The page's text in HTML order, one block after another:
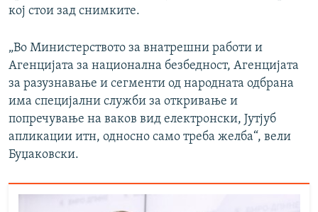
кој стои зад снимките.
„Во Министерството за внатрешни работи и
Агенцијата за национална безбедност, Агенцијата
за разузнавање и сегменти од народната одбрана
има специјални служби за откривање и
попречување на ваков вид електронски, Јутјуб
апликации итн, односно само треба желба“, вели
Буџаковски.